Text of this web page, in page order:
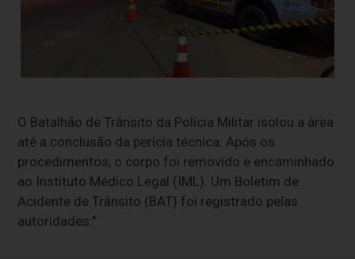
O Batalhão de Trânsito da Polícia Militar isolou a área
até a conclusão da perícia técnica. Após os
procedimentos, o corpo foi removido e encaminhado
ao Instituto Médico Legal (IML). Um Boletim de
Acidente de Trânsito (BAT) foi registrado pelas
autoridades."